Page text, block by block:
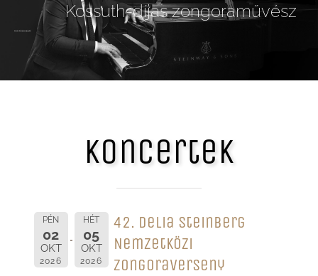
Kossuth-díjas zongoraművész
Koncertek
PÉN
02
OKT
2026
HÉT
05
OKT
2026
42. Delia Steinberg
Nemzetközi
Zongoraverseny